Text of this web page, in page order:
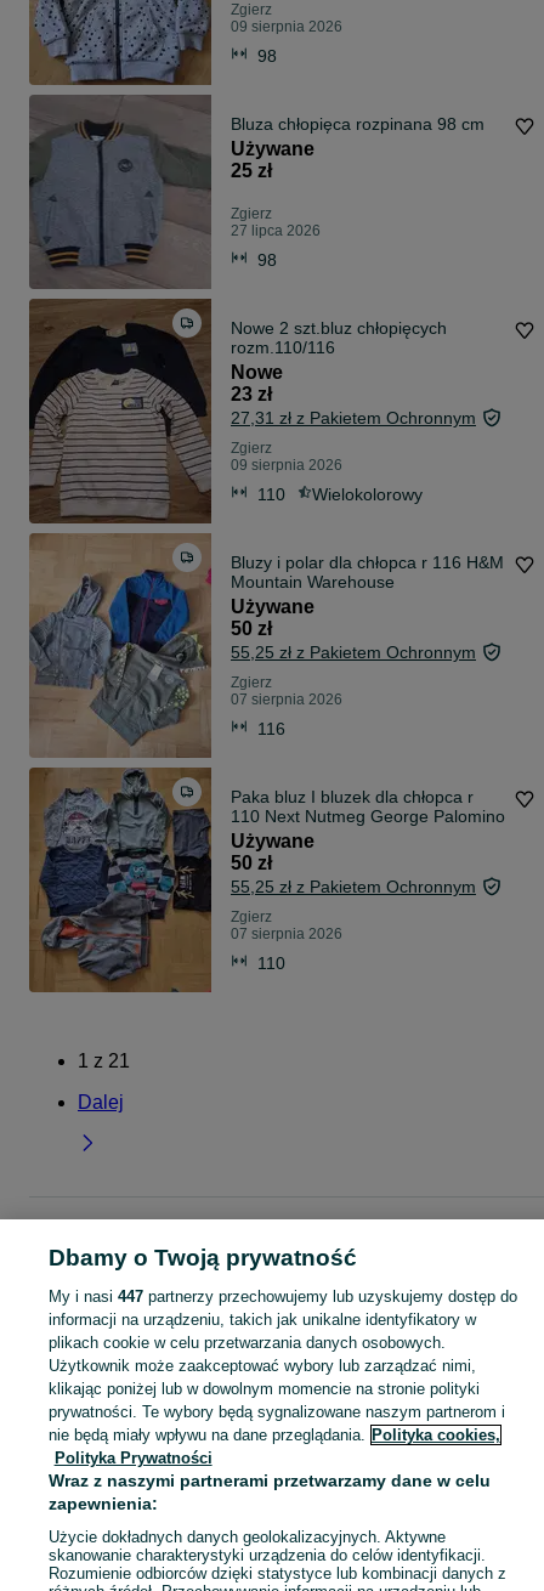
Zgierz
09 sierpnia 2026
98
Bluza chłopięca rozpinana 98 cm
Używane
25 zł
Zgierz
27 lipca 2026
98
Nowe 2 szt.bluz chłopięcych
rozm.110/116
Nowe
23 zł
27,31 zł z Pakietem Ochronnym
Zgierz
09 sierpnia 2026
110 Wielokolorowy
Bluzy i polar dla chłopca r 116 H&M
Mountain Warehouse
Używane
50 zł
55,25 zł z Pakietem Ochronnym
Zgierz
07 sierpnia 2026
116
Paka bluz I bluzek dla chłopca r
110 Next Nutmeg George Palomino
Używane
50 zł
55,25 zł z Pakietem Ochronnym
Zgierz
07 sierpnia 2026
110
1 z 21
Dalej
Bluzy - Zgierz
KATEGORIA
ubranko do chrztu dla chłopca,ubranka na roczek dla chłopca Zobacz
Mapa kategorii
Mapa miejscowości
Mapa ministron
Popularne wyszukiwania
Dbamy o Twoją prywatność
My i nasi 447partnerzy przechowujemy lub uzyskujemy dostęp do
informacji na urządzeniu, takich jak unikalne identyfikatory w
plikach cookie w celu przetwarzania danych osobowych.
Użytkownik może zaakceptować wybory lub zarządzać nimi,
klikając poniżej lub w dowolnym momencie na stronie polityki
prywatności. Te wybory będą sygnalizowane naszym partnerom i
nie będą miały wpływu na dane przeglądania. Polityka cookies,
Polityka Prywatności
Wraz z naszymi partnerami przetwarzamy dane w celu
zapewnienia:
Użycie dokładnych danych geolokalizacyjnych. Aktywne
skanowanie charakterystyki urządzenia do celów identyfikacji.
Rozumienie odbiorców dzięki statystyce lub kombinacji danych z